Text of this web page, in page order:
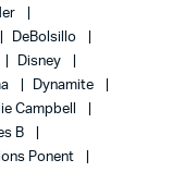
DeBolsillo
Disney
Dynamite
Campbell
B
Ponent